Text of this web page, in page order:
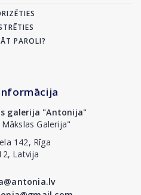
PAROLI?
galerija "Antonija"
Galerija"
142, Rīga
Latvija